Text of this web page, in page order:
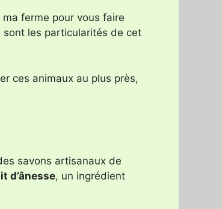
ferme pour vous faire
sont les particularités de cet
ces animaux au plus près,
savons artisanaux de
d’ânesse, un ingrédient